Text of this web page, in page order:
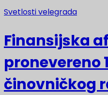
Svetlosti velegrada
Finansijska
pronevereno
činovničkog